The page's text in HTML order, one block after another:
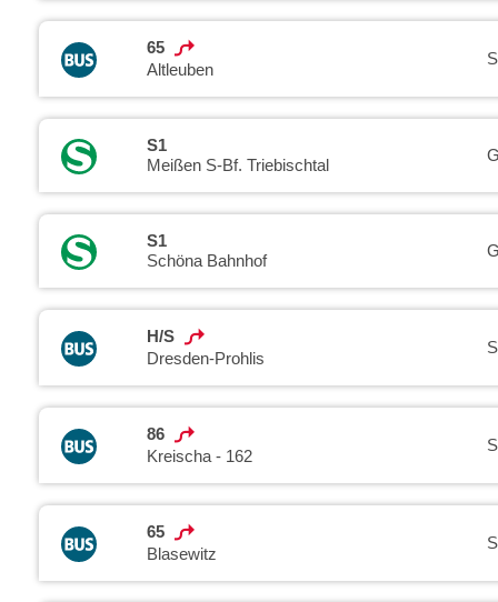
65
Altleuben
S1
Meißen S-Bf. Triebischtal
S1
Schöna Bahnhof
H/S
Dresden-Prohlis
86
Kreischa - 162
65
Blasewitz